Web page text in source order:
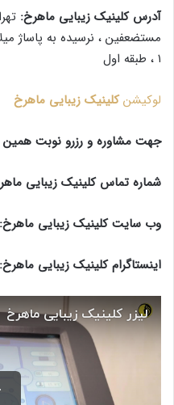
آدرس کلینیک زیبایی ماهرخ:
مستضعفین ، نرسیده به پاساژ
۱ ، طبقه اول
لوکیشنکلینیک زیبایی ماهرخ
جهت مشاوره و رزرو نوبت همین
شماره تماس کلینیک زیبایی
وب سایت کلینیک زیبایی ماهرخ:
اینستاگرام کلینیک زیبایی ماهرخ: